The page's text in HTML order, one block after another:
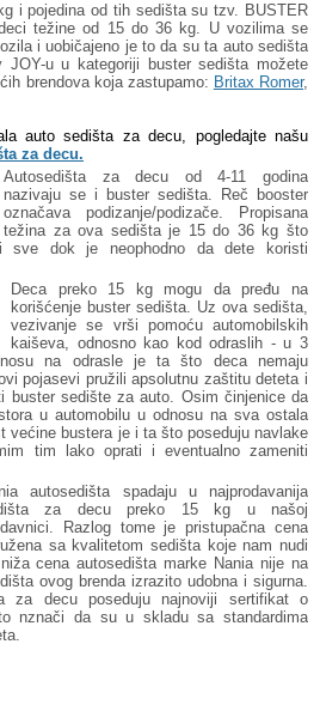
i pojedina od tih sedišta su tzv. BUSTER
težine od 15 do 36 kg. U vozilima se
i uobičajeno je to da su ta auto sedišta
JOY-u u kategoriji buster sedišta možete
brendova koja zastupamo: Britax Romer,
auto sedišta za decu, pogledajte našu
za decu.
Autosedišta za decu od 4-11 godina
nazivaju se i buster sedišta. Reč booster
označava podizanje/podizače. Propisana
težina za ova sedišta je 15 do 36 kg što
sve dok je neophodno da dete koristi
Deca preko 15 kg mogu da pređu na
korišćenje buster sedišta. Uz ova sedišta,
vezivanje se vrši pomoću automobilskih
kaiševa, odnosno kao kod odraslih - u 3
na odrasle je ta što deca nemaju
pojasevi pružili apsolutnu zaštitu deteta i
buster sedište za auto. Osim činjenice da
u automobilu u odnosu na sva ostala
većine bustera je i ta što poseduju navlake
tim lako oprati i eventualno zameniti
autosedišta spadaju u najprodavanija
za decu preko 15 kg u našoj
Razlog tome je pristupačna cena
sa kvalitetom sedišta koje nam nudi
cena autosedišta marke Nania nije na
ovog brenda izrazito udobna i sigurna.
za decu poseduju najnoviji sertifikat o
nznači da su u skladu sa standardima